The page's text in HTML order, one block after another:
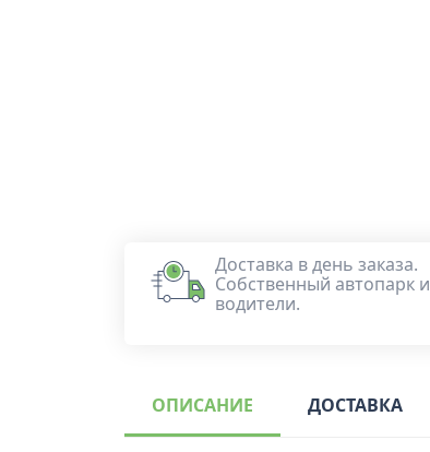
Доставка в день заказа.
Собственный автопарк и
водители.
ОПИСАНИЕ ДОСТАВКА